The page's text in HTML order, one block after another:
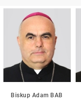
Biskup Adam BAB